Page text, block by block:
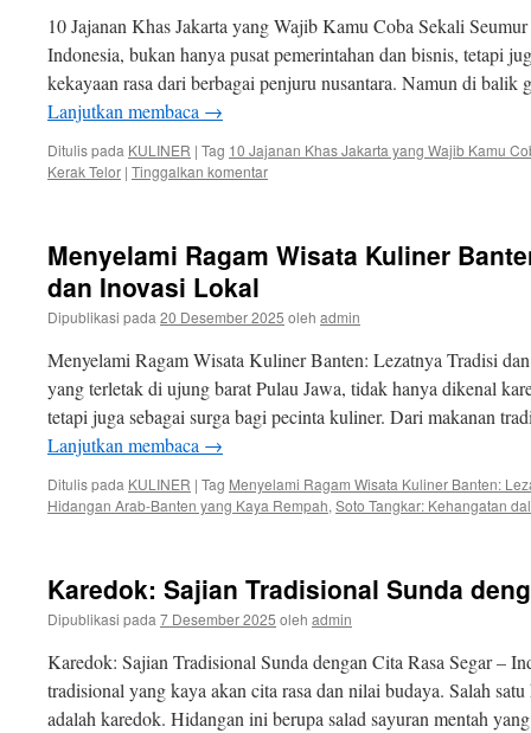
10 Jajanan Khas Jakarta yang Wajib Kamu Coba Sekali
Indonesia, bukan hanya pusat pemerintahan dan bisnis, tetapi
kekayaan rasa dari berbagai penjuru nusantara. Namun di
Lanjutkan membaca →
Ditulis pada KULINER | Tag 10 Jajanan Khas Jakarta yang Wajib Kamu
Kerak Telor | Tinggalkan komentar
Menyelami Ragam Wisata Kuliner
dan Inovasi Lokal
Dipublikasi pada 20 Desember 2025 oleh admin
Menyelami Ragam Wisata Kuliner Banten: Lezatnya Tradisi
yang terletak di ujung barat Pulau Jawa, tidak hanya dikenal
tetapi juga sebagai surga bagi pecinta kuliner. Dari makanan
Lanjutkan membaca →
Ditulis pada KULINER | Tag Menyelami Ragam Wisata Kuliner Banten:
Hidangan Arab-Banten yang Kaya Rempah, Soto Tangkar: Kehangatan
Karedok: Sajian Tradisional Sunda
Dipublikasi pada 7 Desember 2025 oleh admin
Karedok: Sajian Tradisional Sunda dengan Cita Rasa Segar –
tradisional yang kaya akan cita rasa dan nilai budaya. Salah
adalah karedok. Hidangan ini berupa salad sayuran mentah